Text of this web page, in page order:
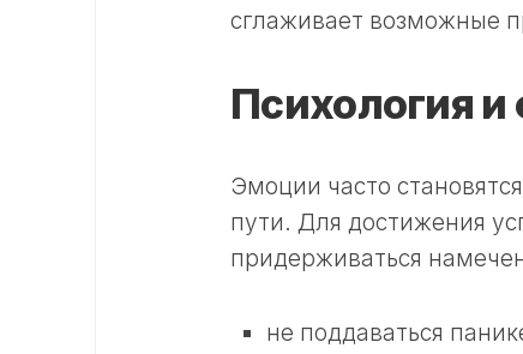
сглаживает возможные
Психология
Эмоции часто
пути. Для достижения
придерживаться
не поддаваться